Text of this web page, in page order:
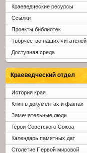
Краеведческие ресурсы
Ссылки
Проекты библиотек
Творчество наших читателей
Доступная среда
Краеведческий отдел
История края
Клин в документах и фактах
Замечательные люди
Герои Советского Союза
Календарь памятных дат
Столетие Первой мировой